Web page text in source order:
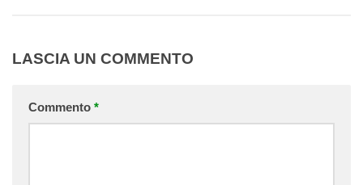
LASCIA UN COMMENTO
Commento *